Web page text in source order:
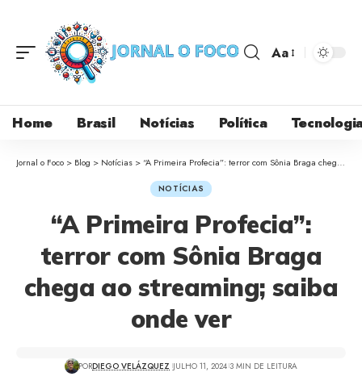
Aa
Home Brasil Notícias Política
Jornal o Foco > Blog > Notícias > “A Primeira Profecia”: terror com Sônia Braga chega ao streaming; saiba onde ver
NOTÍCIAS
“A Primeira Profecia”:
terror com Sônia Braga
chega ao streaming; saiba
onde ver
PORDIEGO VELÁZQUEZ JULHO 11, 2024 3 MIN DE LEITURA